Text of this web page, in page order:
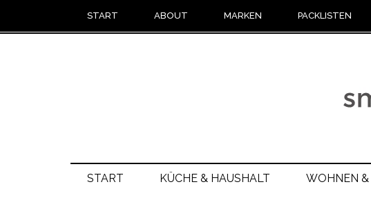
START ABOUT MARKEN PACKLISTEN
START KÜCHE & HAUSHALT WOHNEN &